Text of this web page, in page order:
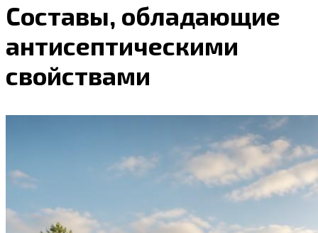
Составы, обладающие
антисептическими
свойствами